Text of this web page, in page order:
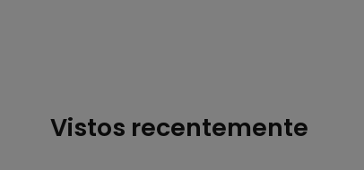
Vistos recentemente